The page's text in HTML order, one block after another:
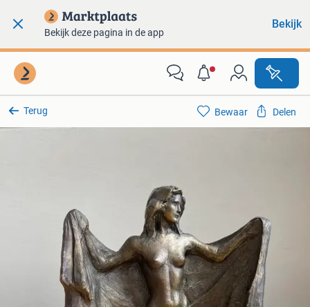
Bekijk deze pagina in de app
Bekijk
Terug Bewaar Delen